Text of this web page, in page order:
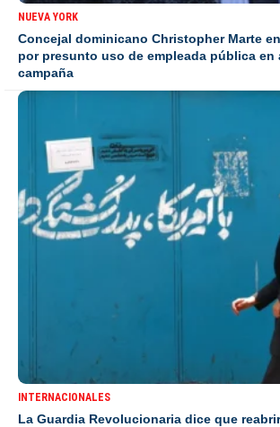
NUEVA YORK
Concejal dominicano Christopher Marte
por presunto uso de empleada pública en
campaña
INTERNACIONALES
La Guardia Revolucionaria dice que